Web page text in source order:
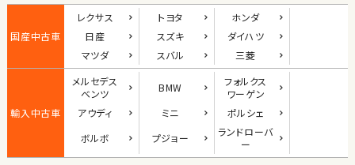
ダイハツ
コペン
2
ロードスター
国産中古車
レクサス トヨタ
ホンダ
日産
スズキ
ダイハツ
マツダ
スバル 三菱
輸入中古車
メルセデス
ベンツ
BMW
フォルクス
ワーゲン
アウディ
ミニ
ポルシェ
ボルボ
プジョー ランドローバ
ー